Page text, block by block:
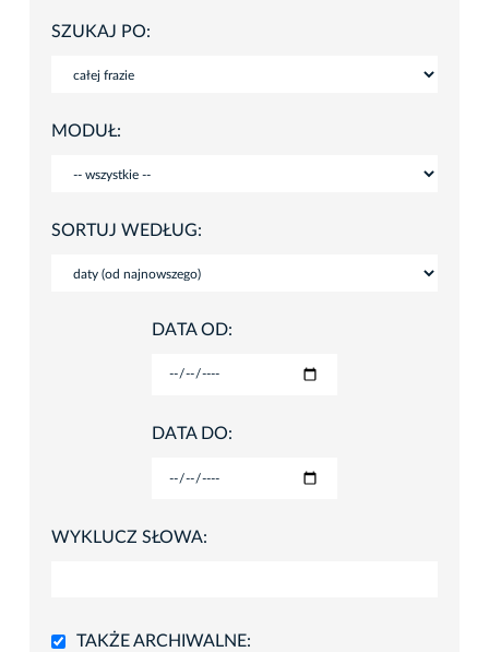
SZUKAJ PO:
MODUŁ:
SORTUJ WEDŁUG:
DATA OD:
DATA DO:
WYKLUCZ SŁOWA:
TAKŻE ARCHIWALNE: